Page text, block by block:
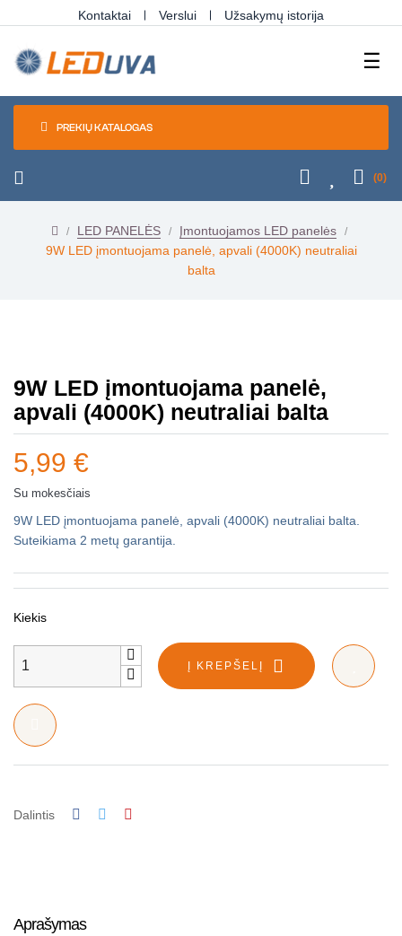
Kontaktai Verslui Užsakymų istorija
☰
PREKIŲ KATALOGAS
(0)
LED PANELĖS
Įmontuojamos LED panelės
9W LED įmontuojama panelė, apvali (4000K) neutraliai
balta
9W LED įmontuojama panelė,
apvali (4000K) neutraliai balta
5,99 €
Su mokesčiais
9W LED įmontuojama panelė, apvali (4000K) neutraliai balta.
Suteikiama 2 metų garantija.
Kiekis
Į KREPŠELĮ
Dalintis
Aprašymas